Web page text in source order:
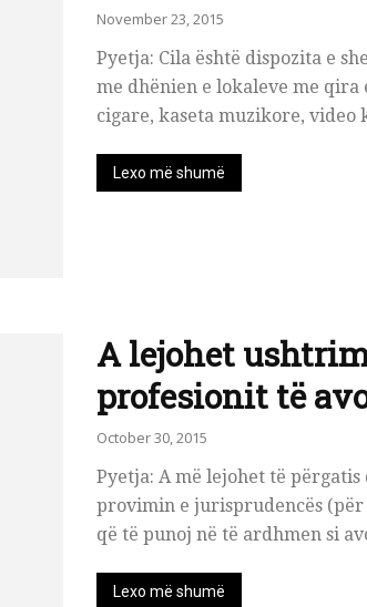
November 23, 2015
Pyetja: Cila është dispozita e
me dhënien e lokaleve me qira
cigare, kaseta muzikore, video
Lexo më shumë
A lejohet
profesionit të
October 30, 2015
Pyetja: A më lejohet të
provimin e jurisprudencës
që të punoj në të ardhmen si
Lexo më shumë